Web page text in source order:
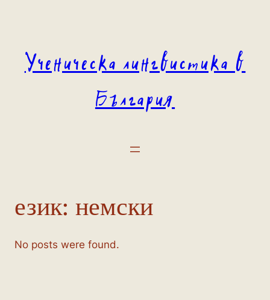
Ученическа лингвистика в
България
език: немски
No posts were found.